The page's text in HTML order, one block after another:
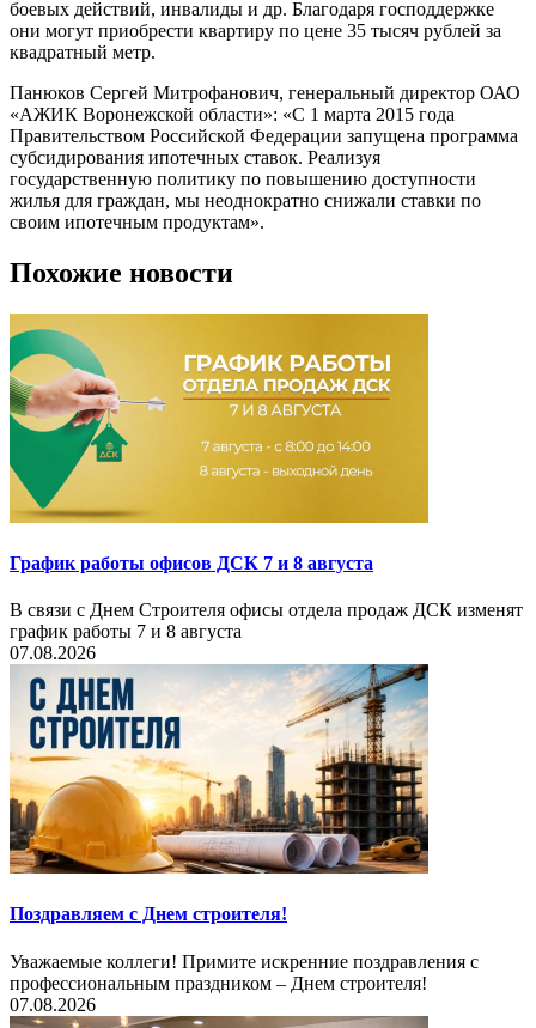
боевых действий, инвалиды и др. Благодаря господдержке
они могут приобрести квартиру по цене 35 тысяч рублей за
квадратный метр.
Панюков Сергей Митрофанович, генеральный директор ОАО
«АЖИК Воронежской области»: «С 1 марта 2015 года
Правительством Российской Федерации запущена программа
субсидирования ипотечных ставок. Реализуя
государственную политику по повышению доступности
жилья для граждан, мы неоднократно снижали ставки по
своим ипотечным продуктам».
Похожие новости
График работы офисов ДСК 7 и 8 августа
В связи с Днем Строителя офисы отдела продаж ДСК изменят
график работы 7 и 8 августа
07.08.2026
Поздравляем с Днем строителя!
Уважаемые коллеги! Примите искренние поздравления с
профессиональным праздником – Днем строителя!
07.08.2026